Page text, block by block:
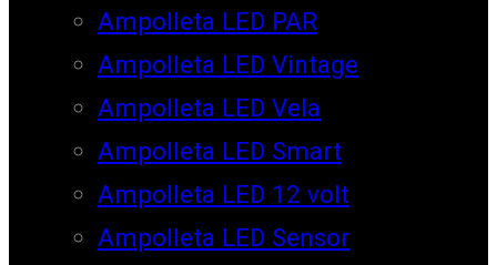
Ampolleta LED PAR
Ampolleta LED Vintage
Ampolleta LED Vela
Ampolleta LED Smart
Ampolleta LED 12 volt
Ampolleta LED Sensor